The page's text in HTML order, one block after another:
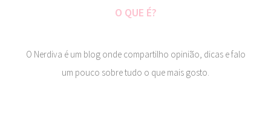
O QUE É?
O Nerdiva é um blog onde compartilho opinião, dicas e falo
um pouco sobre tudo o que mais gosto.